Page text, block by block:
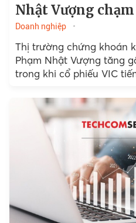
Nhật Vượng chạm
Doanh nghiệp
Thị trường chứng khoán
Phạm Nhật Vượng tăng
trong khi cổ phiếu VIC